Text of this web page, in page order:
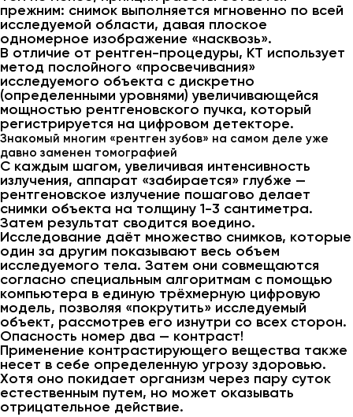
прежним: снимок выполняется мгновенно по всей
исследуемой области, давая плоское
одномерное изображение «насквозь».
В отличие от рентген-процедуры, КТ использует
метод послойного «просвечивания»
исследуемого объекта с дискретно
(определенными уровнями) увеличивающейся
мощностью рентгеновского пучка, который
регистрируется на цифровом детекторе.
Знакомый многим «рентген зубов» на самом деле уже
давно заменен томографией
С каждым шагом, увеличивая интенсивность
излучения, аппарат «забирается» глубже —
рентгеновское излучение пошагово делает
снимки объекта на толщину 1-3 сантиметра.
Затем результат сводится воедино.
Исследование даёт множество снимков, которые
один за другим показывают весь объем
исследуемого тела. Затем они совмещаются
согласно специальным алгоритмам с помощью
компьютера в единую трёхмерную цифровую
модель, позволяя «покрутить» исследуемый
объект, рассмотрев его изнутри со всех сторон.
Опасность номер два — контраст!
Применение контрастирующего вещества также
несет в себе определенную угрозу здоровью.
Хотя оно покидает организм через пару суток
естественным путем, но может оказывать
отрицательное действие.